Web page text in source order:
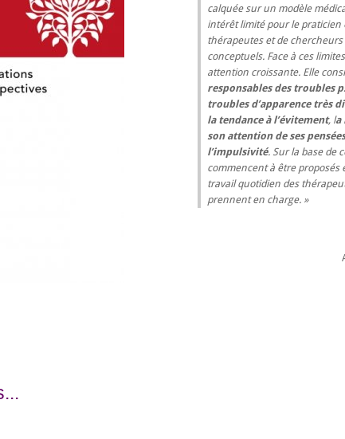
calquée sur un modèle
intérêt limité pour le praticien
thérapeutes et de
conceptuels. Face à ces
attention croissante. Elle
responsables des troubles
troubles d’apparence très
la tendance à l’évitement, la
son attention de ses
l’impulsivité. Sur la base de
commencent à être
travail quotidien des
prennent en charge.